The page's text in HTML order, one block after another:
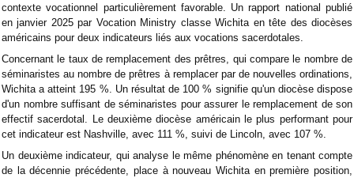
contexte vocationnel particulièrement favorable. Un rapport national publié
en janvier 2025 par Vocation Ministry classe Wichita en tête des diocèses
américains pour deux indicateurs liés aux vocations sacerdotales.
Concernant le taux de remplacement des prêtres, qui compare le nombre de
séminaristes au nombre de prêtres à remplacer par de nouvelles ordinations,
Wichita a atteint 195 %. Un résultat de 100 % signifie qu'un diocèse dispose
d'un nombre suffisant de séminaristes pour assurer le remplacement de son
effectif sacerdotal. Le deuxième diocèse américain le plus performant pour
cet indicateur est Nashville, avec 111 %, suivi de Lincoln, avec 107 %.
Un deuxième indicateur, qui analyse le même phénomène en tenant compte
de la décennie précédente, place à nouveau Wichita en première position,